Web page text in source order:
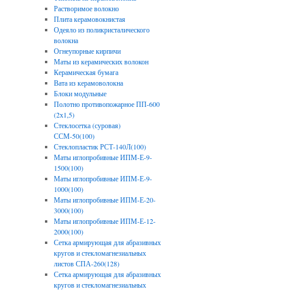
Растворимое волокно
Плита керамовокнистая
Одеяло из поликристалического
волокна
Огнеупорные кирпичи
Маты из керамических волокон
Керамическая бумага
Вата из керамоволокна
Блоки модульные
Полотно противопожарное ПП-600
(2х1,5)
Стеклосетка (суровая)
ССМ-50(100)
Стеклопластик РСТ-140Л(100)
Маты иглопробивные ИПМ-Е-9-
1500(100)
Маты иглопробивные ИПМ-Е-9-
1000(100)
Маты иглопробивные ИПМ-Е-20-
3000(100)
Маты иглопробивные ИПМ-Е-12-
2000(100)
Сетка армирующая для абразивных
кругов и стекломагнезиальных
листов СПА-260(128)
Сетка армирующая для абразивных
кругов и стекломагнезиальных